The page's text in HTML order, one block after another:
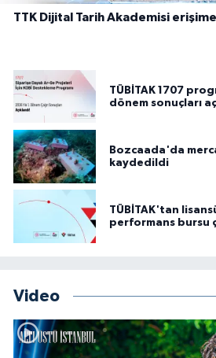
TTK Dijital Tarih Akademisi erişime
TÜBİTAK 1707
dönem sonuçları
Bozcaada'da
kaydedildi
TÜBİTAK'tan
performans bursu
Video